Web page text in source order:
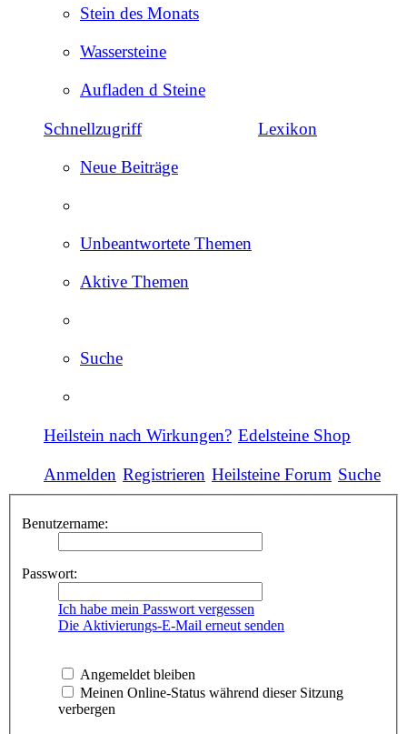
Stein des Monats
Wassersteine
Aufladen d Steine
Schnellzugriff
Neue Beiträge
Unbeantwortete Themen
Aktive Themen
Suche
Lexikon
Heilstein nach Wirkungen? Edelsteine Shop
Anmelden Registrieren Heilsteine Forum Suche
Benutzername:
Passwort:
Ich habe mein Passwort vergessen
Die Aktivierungs-E-Mail erneut senden
Angemeldet bleiben
Meinen Online-Status während dieser Sitzung
verbergen